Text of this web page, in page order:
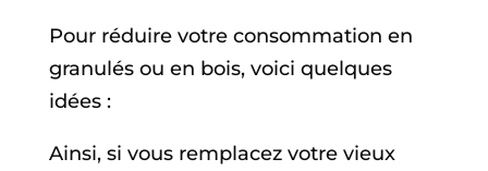
Pour réduire votre consommation en
granulés ou en bois, voici quelques
idées :
Ainsi, si vous remplacez votre vieux